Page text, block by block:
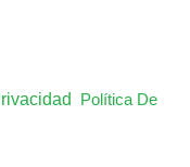
Política De